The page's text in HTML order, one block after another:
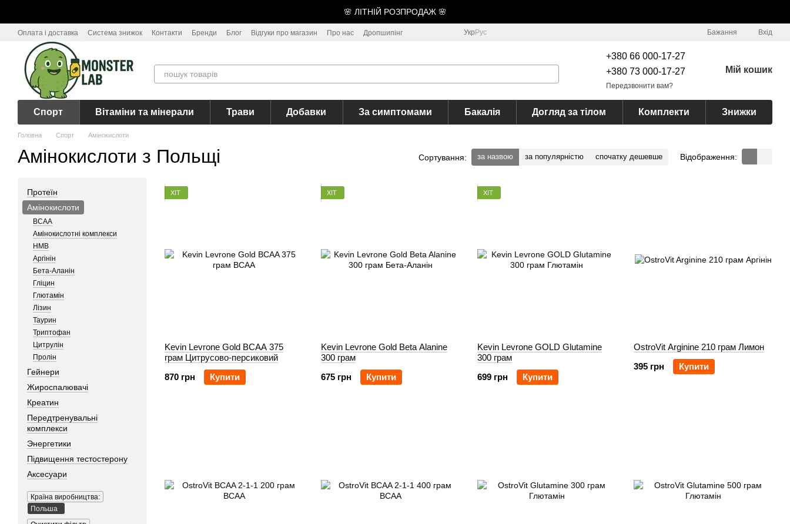
🌸 ЛІТНІЙ РОЗПРОДАЖ 🌸
Оплата і доставка Система знижок Контакти Бренди Блог Відгуки про магазин Про нас Дропшипінг Укр Рус Бажання Вхід
+380 66 000-17-27
+380 73 000-17-27
Передзвонити вам?
Мій кошик
Спорт Вітаміни та мінерали Трави Добавки За симптомами Бакалія Догляд за тілом Комплекти Знижки
Головна Спорт Амінокислоти
Амінокислоти з Польщі Сортування: за назвою за популярністю спочатку дешевше Відображення:
ХІТ
Kevin Levrone Gold BCAA 375
грам Цитрусово-персиковий
870 грн
Купити
ХІТ
Kevin Levrone Gold Beta Alanine
300 грам
675 грн
Купити
ХІТ
Kevin Levrone GOLD Glutamine
300 грам
699 грн
Купити
OstroVit Arginine 210 грам Лимон
395 грн
Купити
Протеїн
Амінокислоти
BCAA
Амінокислотні комплекси
HMB
Аргінін
Бета-Аланін
Гліцин
Глютамін
Лізин
Таурин
Триптофан
Цитрулін
Пролін
Гейнери
Жироспалювачі
Креатин
Передтренувальні
комплекси
Энергетики
Підвищення тестостерону
Аксесуари
Країна виробництва:
Польша